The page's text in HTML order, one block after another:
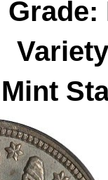
Grade:
Mint